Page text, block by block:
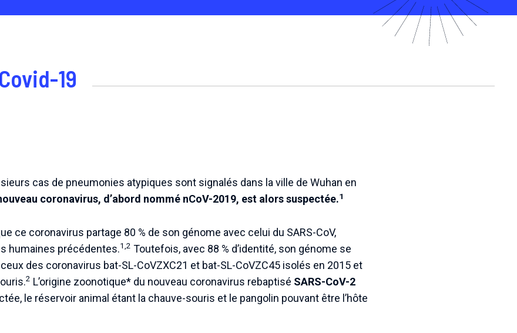
19
cas de pneumonies atypiques sont signalés dans la ville de Wuhan en
coronavirus, d’abord nommé nCoV-2019, est alors suspectée.1
ce coronavirus partage 80 % de son génome avec celui du SARS-CoV,
humaines précédentes.1,2 Toutefois, avec 88 % d’identité, son génome se
des coronavirus bat-SL-CoVZXC21 et bat-SL-CoVZC45 isolés en 2015 et
2 L’origine zoonotique* du nouveau coronavirus rebaptisé SARS-CoV-2
le réservoir animal étant la chauve-souris et le pangolin pouvant être l’hôte